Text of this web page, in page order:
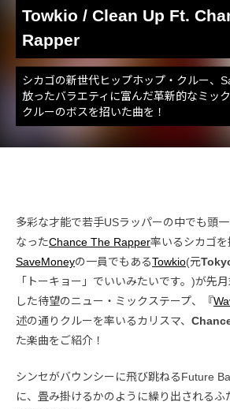
Towkio / Clean Up Ft.
Rapper
シカゴの新世代ヒップホップ・クルー、
放ったバラエティに富んだ革新的なミッ
クルーのボスを招いた曲を！
多彩な才能で若手USラッパーの中でも頭
なったChance The Rapper率いるシカゴを
SaveMoneyの一員でもあるTowkio(元
「トーキョー」でいいみたいです。)が先
した待望のニュー・ミックステープ、『
述の通りクルーを率いるカリスマ、
た楽曲をご紹介！
シンセがバウンシーに飛び跳ねるFuture
に、畳み掛けるかのように繰り出されるふ